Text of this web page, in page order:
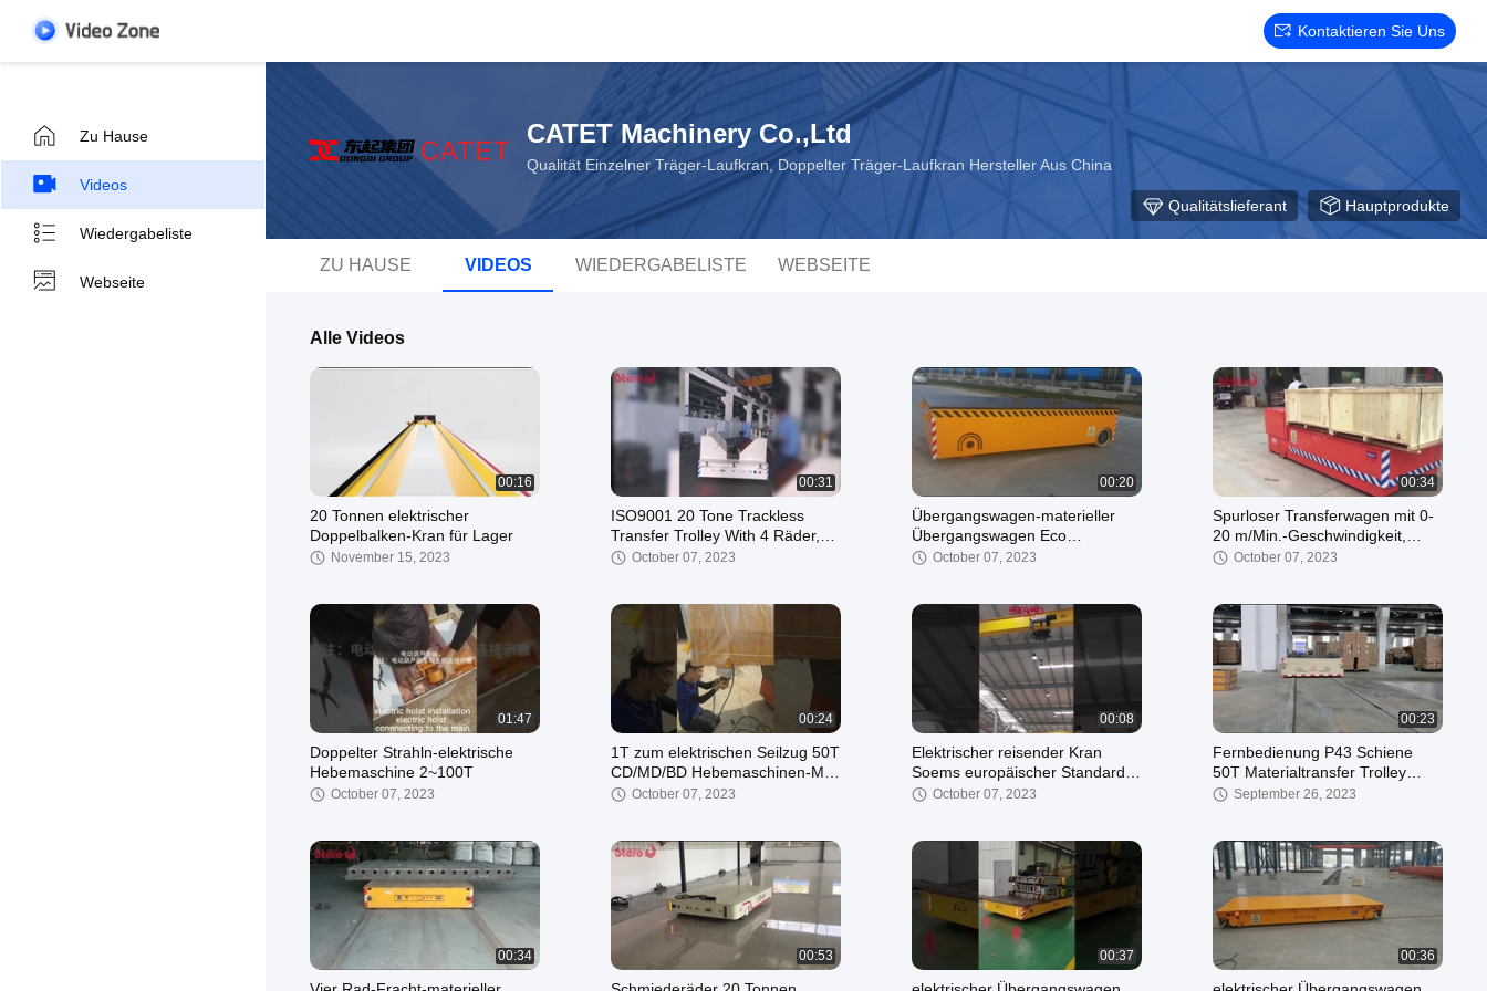
Kontaktieren Sie Uns
Zu Hause
Videos
Wiedergabeliste
Webseite
CATET Machinery Co.,Ltd
Qualität Einzelner Träger-Laufkran, Doppelter Träger-Laufkran Hersteller Aus China
Qualitätslieferant Hauptprodukte
ZU HAUSE VIDEOS WIEDERGABELISTE WEBSEITE
Alle Videos
00:16
20 Tonnen elektrischer
Doppelbalken-Kran für Lager
November 15, 2023
00:31
ISO9001 20 Tone Trackless
Transfer Trolley With 4 Räder,
die Arbeit und Zeit sparen
October 07, 2023
00:20
Übergangswagen-materieller
Übergangswagen Eco
freundliches Railless der
October 07, 2023
00:34
Spurloser Transferwagen mit 0-
20 m/Min.-Geschwindigkeit,
kundenspezifische Kapazität
October 07, 2023
01:47
Doppelter Strahln-elektrische
Hebemaschine 2~100T
October 07, 2023
00:24
1T zum elektrischen Seilzug 50T
CD/MD/BD Hebemaschinen-M3-
M6 mit Laufkatze
October 07, 2023
00:08
Elektrischer reisender Kran
Soems europäischer Standard
Laufkrans Workshop1-10ton
October 07, 2023
00:23
Fernbedienung P43 Schiene
50T Materialtransfer Trolley
Großkapazität
September 26, 2023
00:34 00:53 00:37 00:36